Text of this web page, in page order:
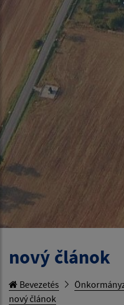
nový článok
Bevezetés
nový článok